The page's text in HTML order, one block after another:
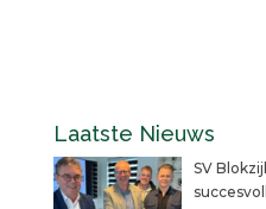
Laatste Nieuws
SV